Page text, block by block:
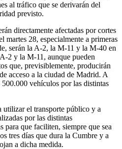
al tráfico que se derivarán del
previsto.
directamente afectadas por cortes
martes 28, especialmente a primeras
serán la A-2, la M-11 y la M-40 en
2 y la M-11, aunque pueden
que, previsiblemente, producirán
acceso a la ciudad de Madrid. A
vehículos por las distintas
utilizar el transporte público y a
por las distintas
para que faciliten, siempre que sea
tres días que dura la Cumbre y a
a dicha medida.